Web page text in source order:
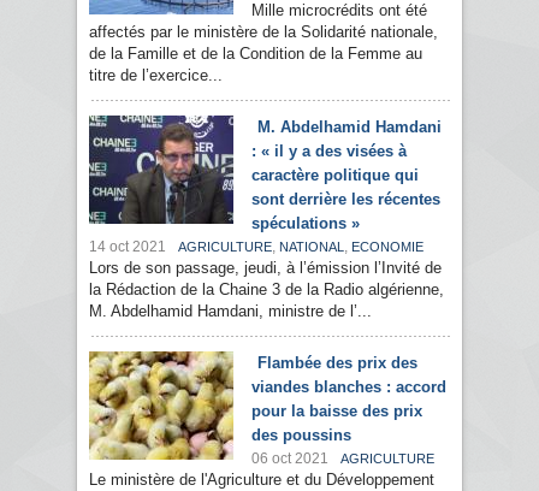
Mille microcrédits ont été
affectés par le ministère de la Solidarité nationale,
de la Famille et de la Condition de la Femme au
titre de l’exercice...
M. Abdelhamid Hamdani
: « il y a des visées à
caractère politique qui
sont derrière les récentes
spéculations »
14 oct 2021 AGRICULTURE, NATIONAL , ECONOMIE
Lors de son passage, jeudi, à l’émission l’Invité de
la Rédaction de la Chaine 3 de la Radio algérienne,
M. Abdelhamid Hamdani, ministre de l’...
Flambée des prix des
viandes blanches : accord
pour la baisse des prix
des poussins
06 oct 2021 AGRICULTURE
Le ministère de l'Agriculture et du Développement